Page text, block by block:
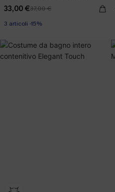
33,00 €37,00 €
3 articoli -15%